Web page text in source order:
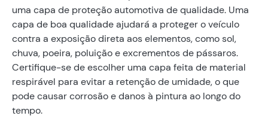
uma capa de proteção automotiva de qualidade. Uma
capa de boa qualidade ajudará a proteger o veículo
contra a exposição direta aos elementos, como sol,
chuva, poeira, poluição e excrementos de pássaros.
Certifique-se de escolher uma capa feita de material
respirável para evitar a retenção de umidade, o que
pode causar corrosão e danos à pintura ao longo do
tempo.